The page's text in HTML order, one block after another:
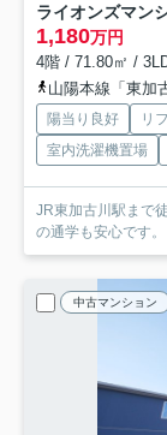
ライオンズマン
1,180万円
4階 / 71.80㎡ /
山陽本線「東加
陽当り良好 リ
室内洗濯機置場
JR東加古川駅まで
の通学も安心です
中古マンション